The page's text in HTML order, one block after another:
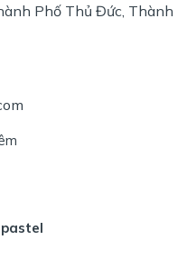
Phố Thủ Đức, Thành